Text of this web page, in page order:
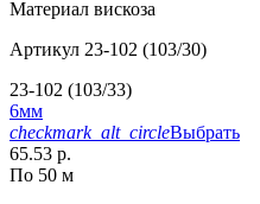
Материал вискоза
Артикул 23-102 (103/30)
23-102 (103/33)
6мм
checkmark_alt_circleВыбрать
65.53 р.
По 50 м